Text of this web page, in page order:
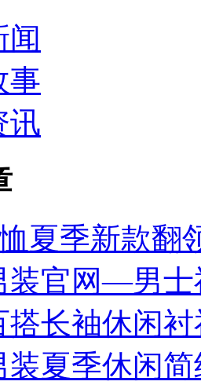
闻
事
讯
夏季新款翻
装官网—男士
搭长袖休闲
装夏季休闲